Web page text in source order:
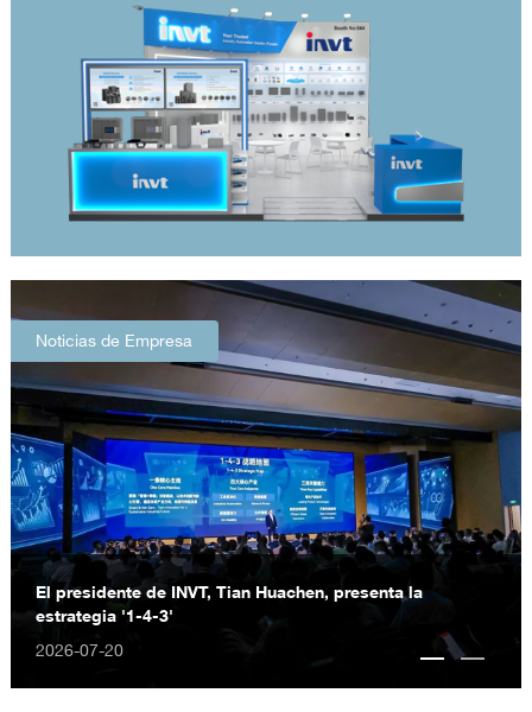
Noticias de Empresa
El presidente de INVT, Tian Huachen, presenta la
estrategia '1-4-3'
2026-07-20